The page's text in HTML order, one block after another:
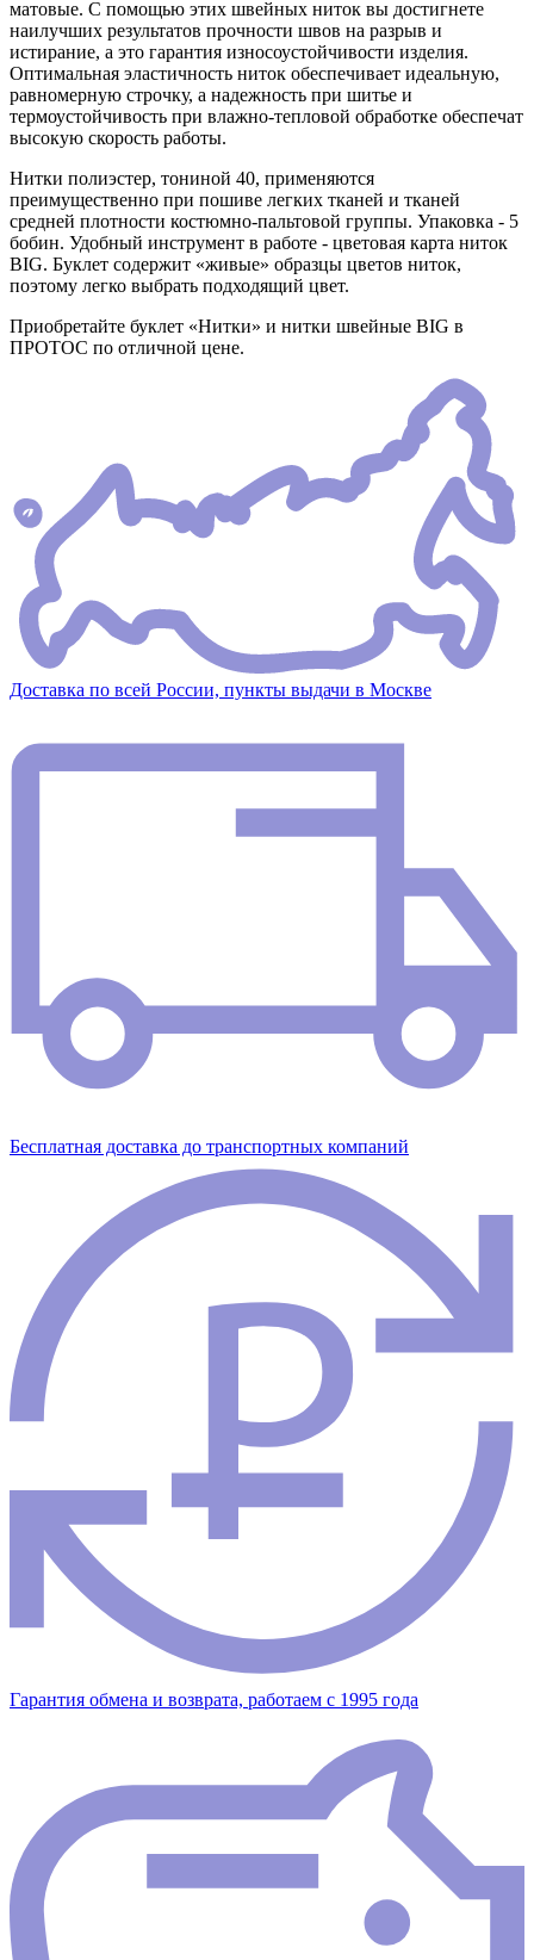
матовые. С помощью этих швейных ниток вы достигнете
наилучших результатов прочности швов на разрыв и
истирание, а это гарантия износоустойчивости изделия.
Оптимальная эластичность ниток обеспечивает идеальную,
равномерную строчку, а надежность при шитье и
термоустойчивость при влажно-тепловой обработке обеспечат
высокую скорость работы.
Нитки полиэстер, тониной 40, применяются
преимущественно при пошиве легких тканей и тканей
средней плотности костюмно-пальтовой группы. Упаковка - 5
бобин. Удобный инструмент в работе - цветовая карта ниток
BIG. Буклет содержит «живые» образцы цветов ниток,
поэтому легко выбрать подходящий цвет.
Приобретайте буклет «Нитки» и нитки швейные BIG в
ПРОТОС по отличной цене.
Доставка по всей России, пункты выдачи в Москве
Бесплатная доставка до транспортных компаний
Гарантия обмена и возврата, работаем с 1995 года